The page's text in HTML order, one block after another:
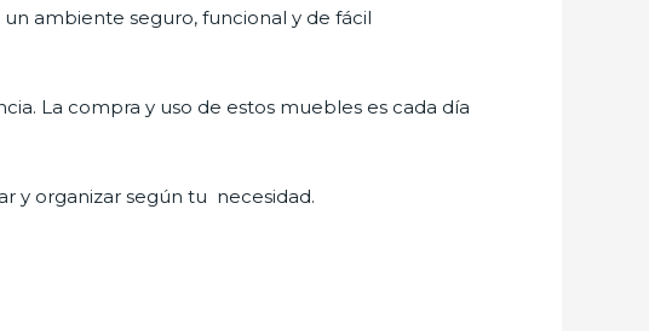
ambiente seguro, funcional y de fácil
La compra y uso de estos muebles es cada día
y organizar según tu necesidad.